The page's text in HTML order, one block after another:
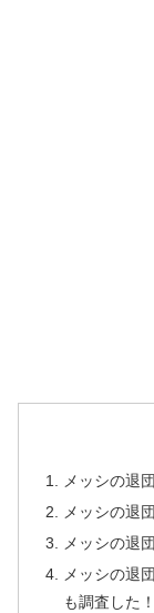
メッシの退
メッシの退
メッシの退
メッシの退
も調査した